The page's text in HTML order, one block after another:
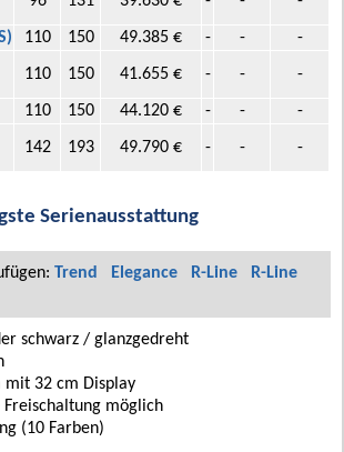
110 150 49.385 € - -
-
110 150 41.655 € - - -
110 150 44.120 € - -
-
142 193 49.790 € - - -
Serienausstattung
Trend Elegance R-Line
R-Line
schwarz / glanzgedreht
mit 32 cm Display
möglich
(10 Farben)